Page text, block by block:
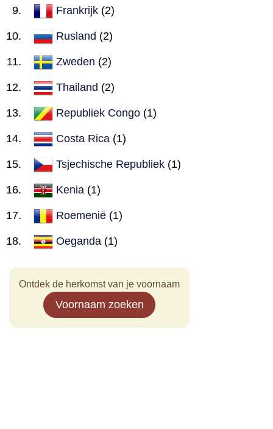
Frankrijk (2)
Rusland (2)
Zweden (2)
Thailand (2)
Republiek Congo (1)
Costa Rica (1)
Tsjechische Republiek (1)
Kenia (1)
Roemenië (1)
Oeganda (1)
Ontdek de herkomst van je voornaam
Voornaam zoeken